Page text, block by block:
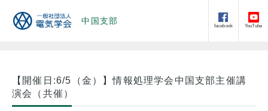
中国支部
facebook YouTube
【開催日:6/5（金）】情報処理学会中国支部主催講
演会（共催）